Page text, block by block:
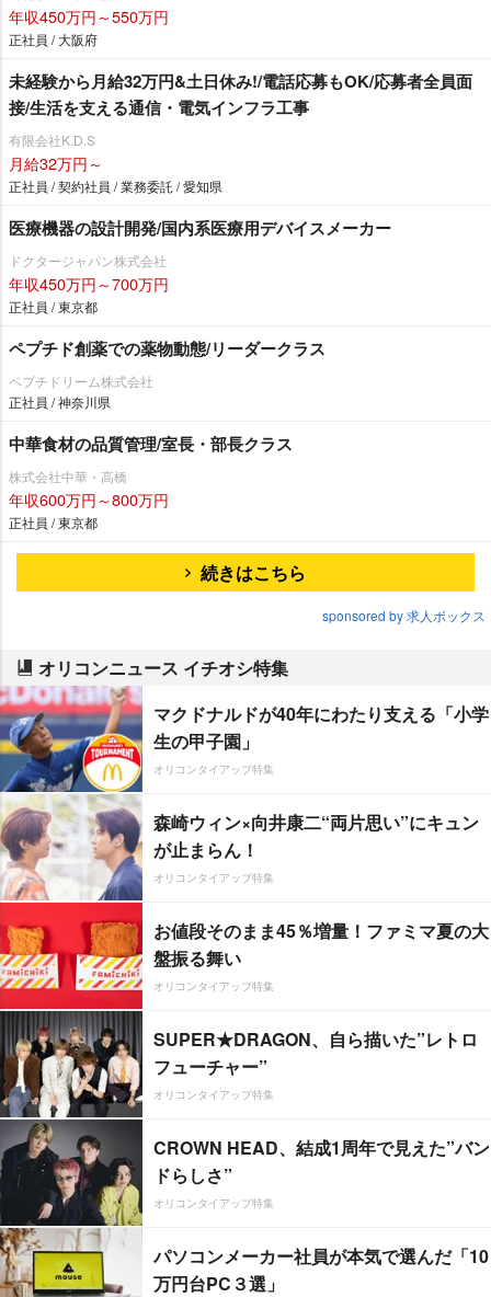
年収450万円～550万円
正社員 / 大阪府
未経験から月給32万円&土日休み!/電話応募もOK/応募者全員面
接/生活を支える通信・電気インフラ工事
有限会社K.D.S
月給32万円～
正社員 / 契約社員 / 業務委託 / 愛知県
医療機器の設計開発/国内系医療用デバイスメーカー
ドクタージャパン株式会社
年収450万円～700万円
正社員 / 東京都
ペプチド創薬での薬物動態/リーダークラス
ペプチドリーム株式会社
正社員 / 神奈川県
中華食材の品質管理/室長・部長クラス
株式会社中華・高橋
年収600万円～800万円
正社員 / 東京都
続きはこちら
sponsored by 求人ボックス
オリコンニュース イチオシ特集
マクドナルドが40年にわたり支える「小学
生の甲子園」
オリコンタイアップ特集
森崎ウィン×向井康二“両片思い”にキュン
が止まらん！
オリコンタイアップ特集
お値段そのまま45％増量！ファミマ夏の大
盤振る舞い
オリコンタイアップ特集
SUPER★DRAGON、自ら描いた”レトロ
フューチャー”
オリコンタイアップ特集
CROWN HEAD、結成1周年で見えた”バン
ドらしさ”
オリコンタイアップ特集
パソコンメーカー社員が本気で選んだ「10
万円台PC３選」